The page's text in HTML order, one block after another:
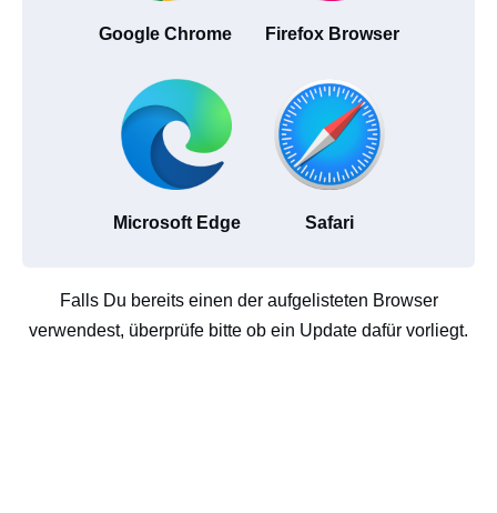
Google Chrome Firefox Browser
Microsoft Edge Safari
Falls Du bereits einen der aufgelisteten Browser
verwendest, überprüfe bitte ob ein Update dafür vorliegt.